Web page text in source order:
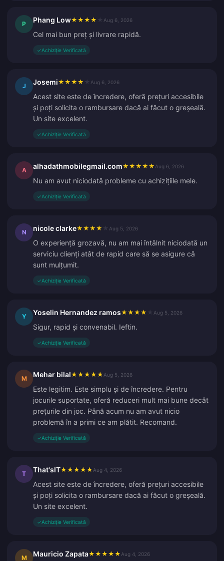
P Phang Low★ ★ ★ ★ Aug 6, 2026
Cel mai bun preț și livrare rapidă.
✓Achiziție Verificată
J Josemi★ ★ ★ ★ Aug 6, 2026
Acest site este de încredere, oferă prețuri accesibile
și poți solicita o rambursare dacă ai făcut o greșeală.
Un site excelent.
✓Achiziție Verificată
A alhadathmobilegmail.com★ ★ ★ ★ ★ Aug 6, 2026
Nu am avut niciodată probleme cu achizițiile mele.
✓Achiziție Verificată
N nicole clarke★ ★ ★ ★ Aug 5, 2026
O experiență grozavă, nu am mai întâlnit niciodată un
serviciu clienți atât de rapid care să se asigure că
sunt mulțumit.
✓Achiziție Verificată
Y Yoselin Hernandez ramos★ ★ ★ ★ Aug 5, 2026
Sigur, rapid și convenabil. Ieftin.
✓Achiziție Verificată
M Mehar bilal★ ★ ★ ★ ★ Aug 5, 2026
Este legitim. Este simplu și de încredere. Pentru
jocurile suportate, oferă reduceri mult mai bune decât
prețurile din joc. Până acum nu am avut nicio
problemă în a primi ce am plătit. Recomand.
✓Achiziție Verificată
T That'sIT★ ★ ★ ★ ★ Aug 4, 2026
Acest site este de încredere, oferă prețuri accesibile
și poți solicita o rambursare dacă ai făcut o greșeală.
Un site excelent.
✓Achiziție Verificată
M Mauricio Zapata★ ★ ★ ★ ★ Aug 4, 2026